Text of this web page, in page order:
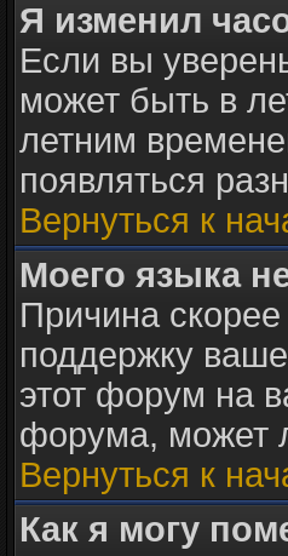
Я изменил
Если вы
может быть в
летним
появляться
Вернуться к
Моего языка
Причина
поддержку
этот форум на
форума, может
Вернуться к
Как я могу